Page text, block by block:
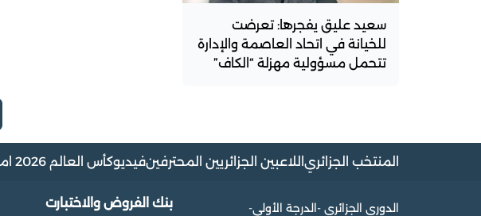
سعيد عليق يفجرها: تعرضت
للخيانة في اتحاد العاصمة والإدارة
تتحمل مسؤولية مهزلة “الكاف”
المنتخب الجزائري اللاعبين الجزائريين المحترفينفيديوكأس العالم 2026 امريكا
الدوري الجزائري -الدرجة الأولى-
بنك الفروض والاختبارت